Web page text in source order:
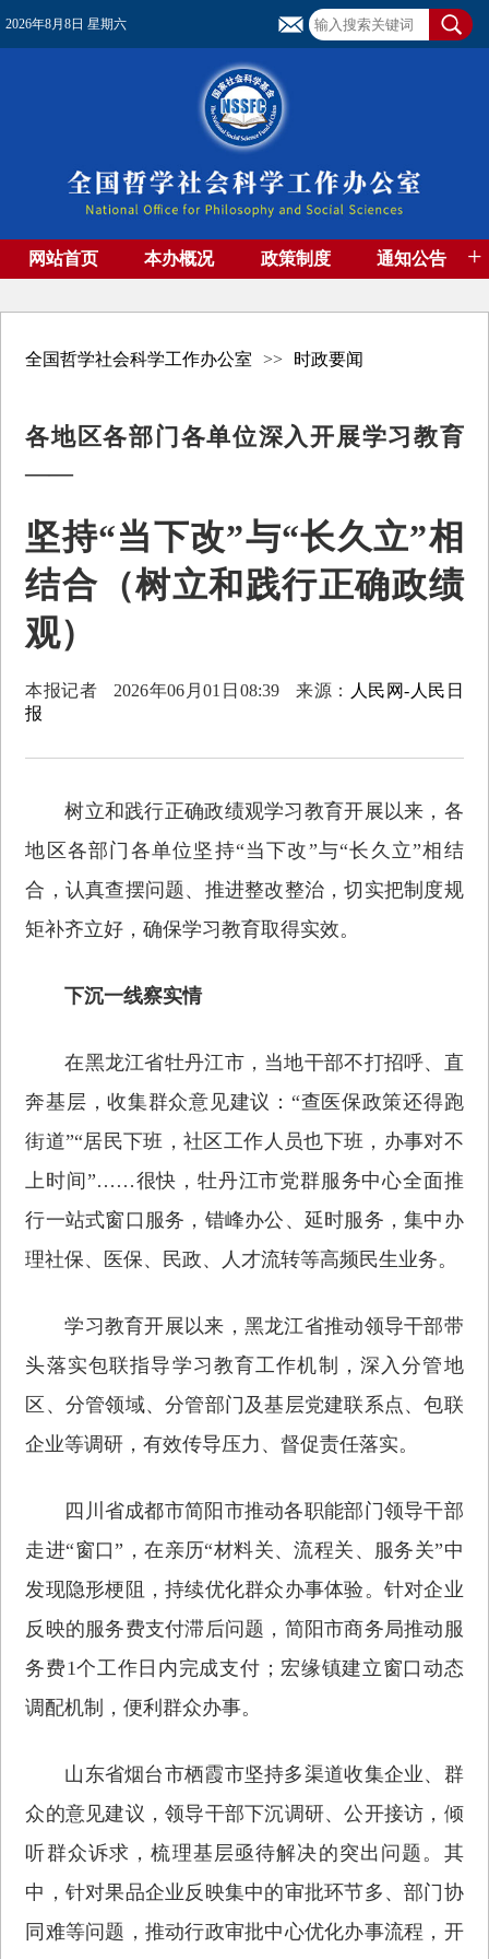
2026年8月8日 星期六
网站首页 本办概况 政策制度 通知公告 +
全国哲学社会科学工作办公室 >> 时政要闻
各地区各部门各单位深入开展学习教育
——
坚持“当下改”与“长久立”相
结合（树立和践行正确政绩
观）
本报记者 2026年06月01日08:39 来源：
人民网-人民日
报
树立和践行正确政绩观学习教育开展以来，各
地区各部门各单位坚持“当下改”与“长久立”相结
合，认真查摆问题、推进整改整治，切实把制度规
矩补齐立好，确保学习教育取得实效。
下沉一线察实情
在黑龙江省牡丹江市，当地干部不打招呼、直
奔基层，收集群众意见建议：“查医保政策还得跑
街道”“居民下班，社区工作人员也下班，办事对不
上时间”……很快，牡丹江市党群服务中心全面推
行一站式窗口服务，错峰办公、延时服务，集中办
理社保、医保、民政、人才流转等高频民生业务。
学习教育开展以来，黑龙江省推动领导干部带
头落实包联指导学习教育工作机制，深入分管地
区、分管领域、分管部门及基层党建联系点、包联
企业等调研，有效传导压力、督促责任落实。
四川省成都市简阳市推动各职能部门领导干部
走进“窗口”，在亲历“材料关、流程关、服务关”中
发现隐形梗阻，持续优化群众办事体验。针对企业
反映的服务费支付滞后问题，简阳市商务局推动服
务费1个工作日内完成支付；宏缘镇建立窗口动态
调配机制，便利群众办事。
山东省烟台市栖霞市坚持多渠道收集企业、群
众的意见建议，领导干部下沉调研、公开接访，倾
听群众诉求，梳理基层亟待解决的突出问题。其
中，针对果品企业反映集中的审批环节多、部门协
同难等问题，推动行政审批中心优化办事流程，开